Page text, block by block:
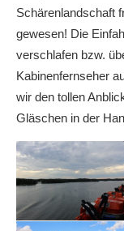
Schärenlandschaft
gewesen! Die
verschlafen bzw.
Kabinenfernseher
wir den tollen
Gläschen in der